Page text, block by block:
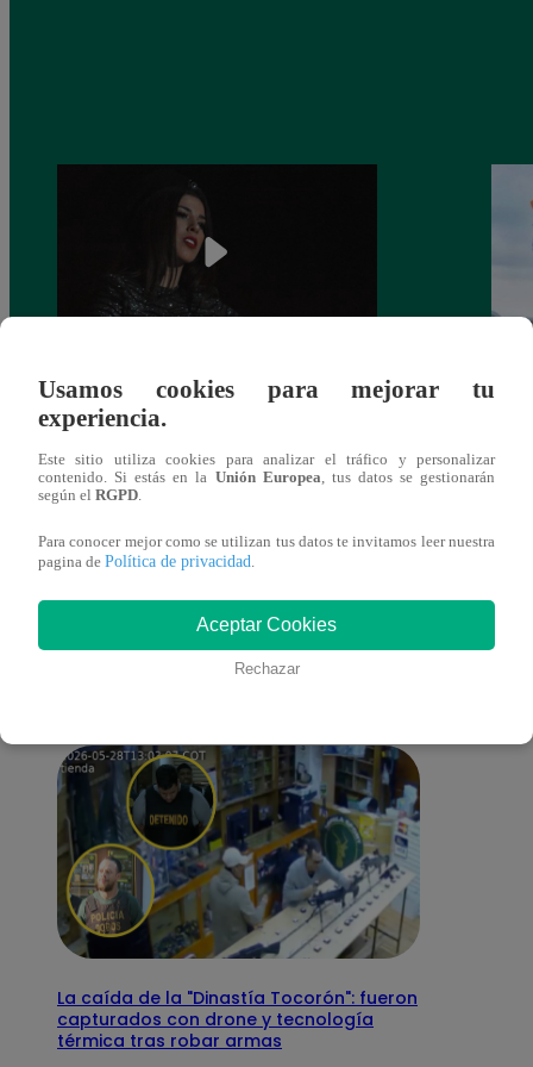
¿Yahaira Plasencia y Maritza Rodríguez
más unidas que nunca?
También te puede
interesar
La caída de la "Dinastía Tocorón": fueron
capturados con drone y tecnología
térmica tras robar armas
Usamos cookies para mejorar tu
experiencia.
Este sitio utiliza cookies para analizar el tráfico y personalizar
contenido. Si estás en la Unión Europea, tus datos se gestionarán
según el RGPD.
Para conocer mejor como se utilizan tus datos te invitamos leer nuestra
pagina de Política de privacidad.
Aceptar Cookies
Rechazar